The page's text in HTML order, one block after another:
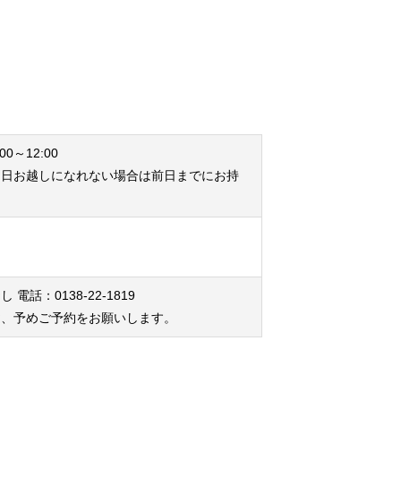
～12:00
お越しになれない場合は前日までにお持
電話：0138-22-1819
予めご予約をお願いします。